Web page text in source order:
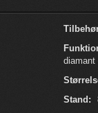
diamant
Stand: